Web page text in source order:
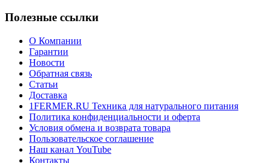
Полезные ссылки
О Компании
Гарантии
Новости
Обратная связь
Статьи
Доставка
1FERMER.RU Техника для натурального питания
Политика конфиденциальности и оферта
Условия обмена и возврата товара
Пользовательское соглашение
Наш канал YouTube
Контакты